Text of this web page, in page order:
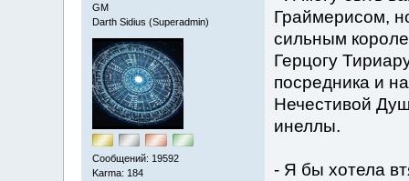
GM
Darth Sidius (Superadmin)
Сообщений: 19592
Karma: 184
Граймерисом,
сильным
Герцогу
посредника и
Нечестивой
инеллы.
- Я бы хотела